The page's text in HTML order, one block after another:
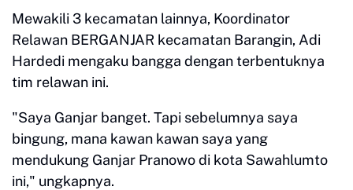
Mewakili 3 kecamatan lainnya, Koordinator
Relawan BERGANJAR kecamatan Barangin, Adi
Hardedi mengaku bangga dengan terbentuknya
tim relawan ini.
"Saya Ganjar banget. Tapi sebelumnya saya
bingung, mana kawan kawan saya yang
mendukung Ganjar Pranowo di kota Sawahlumto
ini," ungkapnya.